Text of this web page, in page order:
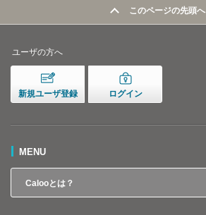
このページの先頭へ
ユーザの方へ
新規ユーザ登録 ログイン
MENU
Calooとは？